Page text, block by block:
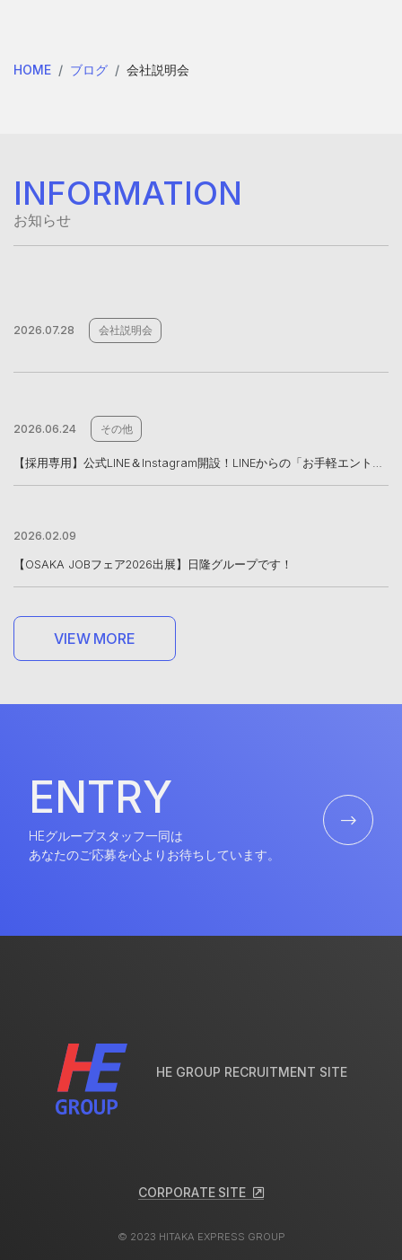
HOME ブログ 会社説明会
お知らせ
INFORMATION
2026.07.28 会社説明会
【採用専用】公式LINE＆Instagram開設！LINEからの「お手軽エントリー」も受付中
2026.06.24 その他
【OSAKA JOBフェア2026出展】日隆グループです！
2026.02.09
VIEW MORE
ENTRY
ENTRY
HEグループスタッフ一同は
あなたのご応募を心よりお待ちしています。
HE GROUP RECRUITMENT SITE
CORPORATE SITE
CORPORATESITE
© 2023 HITAKA EXPRESS GROUP